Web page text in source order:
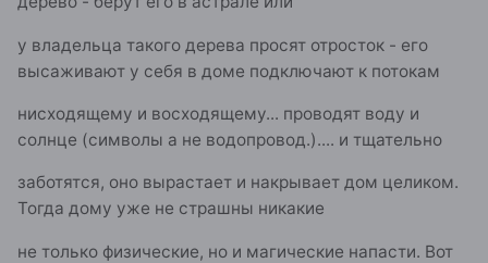
у владельца такого дерева просят отросток - его
высаживают у себя в доме подключают к потокам
нисходящему и восходящему... проводят воду и
солнце (символы а не водопровод.).... и тщательно
заботятся, оно вырастает и накрывает дом целиком.
Тогда дому уже не страшны никакие
не только физические, но и магические напасти. Вот